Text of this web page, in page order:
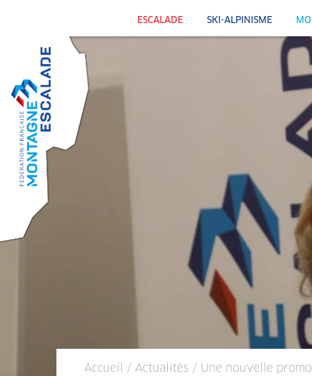
ESCALADE SKI-ALPINISME
Accueil / Actualités / Une nouvelle